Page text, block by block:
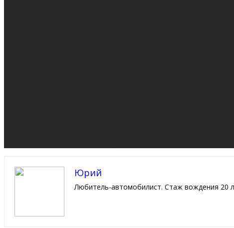
Юрий
Любитель-автомобилист. Стаж вождения 20